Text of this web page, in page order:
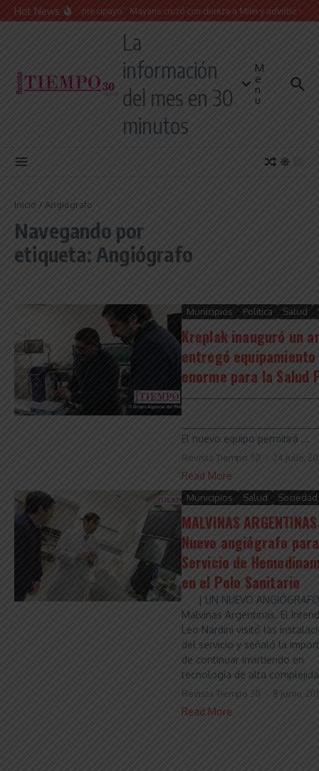
Saltar al contenido
Hot News“Presidente cipayo”: Mayans cruzó con dureza a Milei y advirtió
La
información
del mes en 30
minutos
M
e
n
u
Inicio / Angiógrafo
Navegando por
etiqueta: Angiógrafo
Municipios Política Salud
Kreplak inauguró un
entregó
enorme para la Salud
El nuevo equipo permitirá ...
Revista Tiempo 30 24 julio,
Read More
Municipios Salud Sociedad
MALVINAS
Nuevo angiógrafo
Servicio de
en el Polo Sanitario
| UN NUEVO
Malvinas Argentinas. El
Leo Nardini visitó las
del servicio y señaló la
de continuar invirtiendo en
tecnología de alta
Revista Tiempo 30 8 junio,
Read More